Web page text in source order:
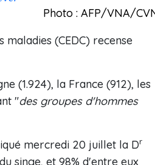
Photo : AFP/VNA/
(CEDC) recense
(1.924), la France (912), les
"des groupes d'hommes
mercredi 20 juillet la Dr
singe, et 98% d'entre eux